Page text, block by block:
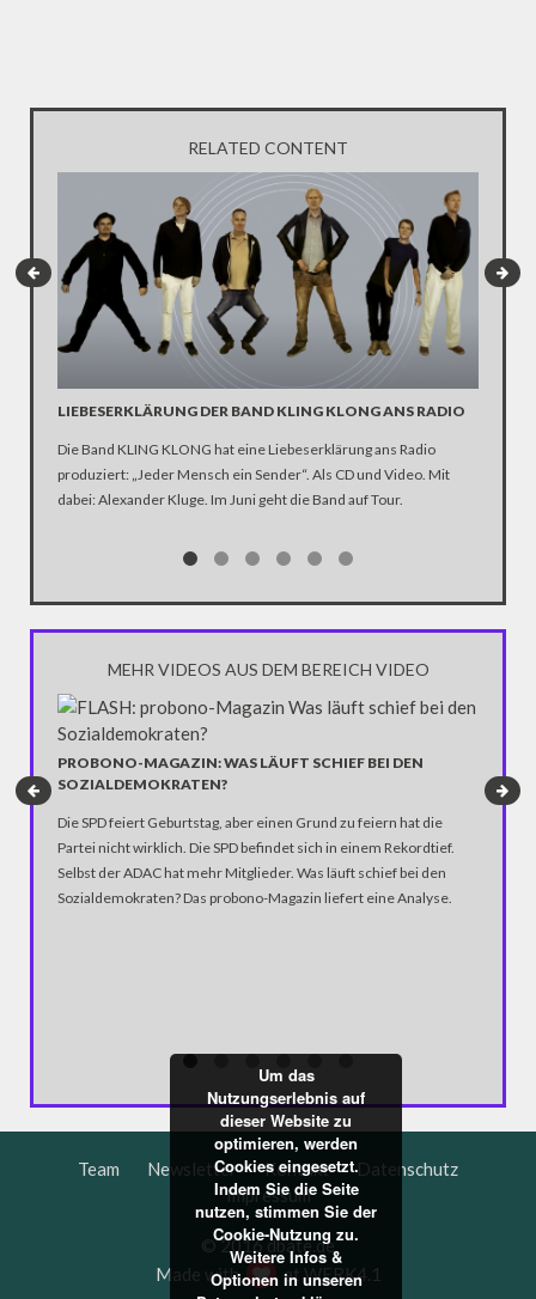
RELATED CONTENT
LIEBESERKLÄRUNG DER BAND KLING KLONG ANS RADIO
Die Band KLING KLONG hat eine Liebeserklärung ans Radio
produziert: „Jeder Mensch ein Sender“. Als CD und Video. Mit
dabei: Alexander Kluge. Im Juni geht die Band auf Tour.
MEHR VIDEOS AUS DEM BEREICH VIDEO
PROBONO-MAGAZIN: WAS LÄUFT SCHIEF BEI DEN
SOZIALDEMOKRATEN?
Die SPD feiert Geburtstag, aber einen Grund zu feiern hat die
Partei nicht wirklich. Die SPD befindet sich in einem Rekordtief.
Selbst der ADAC hat mehr Mitglieder. Was läuft schief bei den
Sozialdemokraten? Das probono-Magazin liefert eine Analyse.
Team Newsletter Kontakt
Datenschutz
Impressum
© 2016 dbate.de
Made with
atWERK4.1
Um das
Nutzungserlebnis auf
dieser Website zu
optimieren, werden
Cookies eingesetzt.
Indem Sie die Seite
nutzen, stimmen Sie der
Cookie-Nutzung zu.
Weitere Infos &
Optionen in unseren